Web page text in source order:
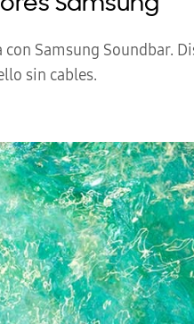
Samsung
Samsung Soundbar.
sin cables.